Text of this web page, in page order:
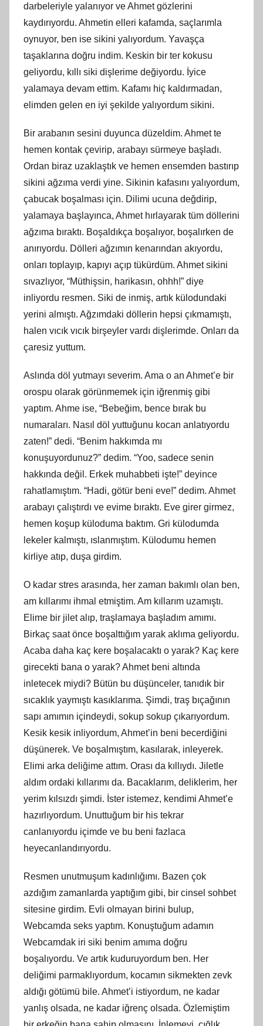
darbeleriyle yalanıyor ve Ahmet gözlerini
kaydırıyordu. Ahmetin elleri kafamda, saçlarımla
oynuyor, ben ise sikini yalıyordum. Yavaşça
taşaklarına doğru indim. Keskin bir ter kokusu
geliyordu, kıllı siki dişlerime değiyordu. İyice
yalamaya devam ettim. Kafamı hiç kaldırmadan,
elimden gelen en iyi şekilde yalıyordum sikini.
Bir arabanın sesini duyunca düzeldim. Ahmet te
hemen kontak çevirip, arabayı sürmeye başladı.
Ordan biraz uzaklaştık ve hemen ensemden bastırıp
sikini ağzıma verdi yine. Sikinin kafasını yalıyordum,
çabucak boşalması için. Dilimi ucuna değdirip,
yalamaya başlayınca, Ahmet hırlayarak tüm döllerini
ağzıma bıraktı. Boşaldıkça boşalıyor, boşalırken de
anırıyordu. Dölleri ağzımın kenarından akıyordu,
onları toplayıp, kapıyı açıp tükürdüm. Ahmet sikini
sıvazlıyor, “Müthişsin, harikasın, ohhh!” diye
inliyordu resmen. Siki de inmiş, artık külodundaki
yerini almıştı. Ağzımdaki döllerin hepsi çıkmamıştı,
halen vıcık vıcık birşeyler vardı dişlerimde. Onları da
çaresiz yuttum.
Aslında döl yutmayı severim. Ama o an Ahmet’e bir
orospu olarak görünmemek için iğrenmiş gibi
yaptım. Ahme ise, “Bebeğim, bence bırak bu
numaraları. Nasıl döl yuttuğunu kocan anlatıyordu
zaten!” dedi. “Benim hakkımda mı
konuşuyordunuz?” dedim. “Yoo, sadece senin
hakkında değil. Erkek muhabbeti işte!” deyince
rahatlamıştım. “Hadi, götür beni eve!” dedim. Ahmet
arabayı çalıştırdı ve evime bıraktı. Eve girer girmez,
hemen koşup küloduma baktım. Gri külodumda
lekeler kalmıştı, ıslanmıştım. Külodumu hemen
kirliye atıp, duşa girdim.
O kadar stres arasında, her zaman bakımlı olan ben,
am kıllarımı ihmal etmiştim. Am kıllarım uzamıştı.
Elime bir jilet alıp, traşlamaya başladım amımı.
Birkaç saat önce boşalttığım yarak aklıma geliyordu.
Acaba daha kaç kere boşalacaktı o yarak? Kaç kere
girecekti bana o yarak? Ahmet beni altında
inletecek miydi? Bütün bu düşünceler, tanıdık bir
sıcaklık yaymıştı kasıklarıma. Şimdi, traş bıçağının
sapı amımın içindeydi, sokup sokup çıkarıyordum.
Kesik kesik inliyordum, Ahmet’in beni becerdiğini
düşünerek. Ve boşalmıştım, kasılarak, inleyerek.
Elimi arka deliğime attım. Orası da kıllıydı. Jiletle
aldım ordaki kıllarımı da. Bacaklarım, deliklerim, her
yerim kılsızdı şimdi. İster istemez, kendimi Ahmet’e
hazırlıyordum. Unuttuğum bir his tekrar
canlanıyordu içimde ve bu beni fazlaca
heyecanlandırıyordu.
Resmen unutmuşum kadınlığımı. Bazen çok
azdığım zamanlarda yaptığım gibi, bir cinsel sohbet
sitesine girdim. Evli olmayan birini bulup,
Webcamda seks yaptım. Konuştuğum adamın
Webcamdak iri siki benim amıma doğru
boşalıyordu. Ve artık kuduruyordum ben. Her
deliğimi parmaklıyordum, kocamın sikmekten zevk
aldığı götümü bile. Ahmet’i istiyordum, ne kadar
yanlış olsada, ne kadar iğrenç olsada. Özlemiştim